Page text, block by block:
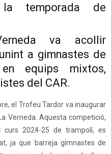
temporada de
va acollir
a gimnastes de
equips mixtos,
del CAR.
el Trofeu Tardor va inaugurar
Verneda. Aquesta competició,
2024-25 de trampolí, es
ja que barreja gimnastes de